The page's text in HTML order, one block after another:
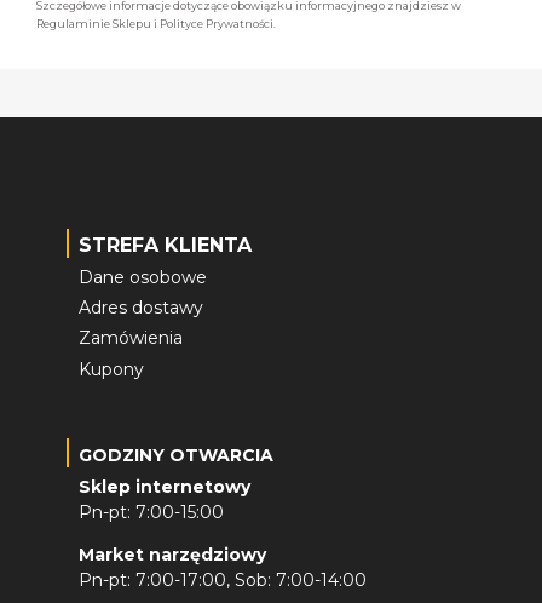
Szczegółowe informacje dotyczące obowiązku informacyjnego znajdziesz w
Regulaminie Sklepu i Polityce Prywatności.
STREFA KLIENTA
Dane osobowe
Adres dostawy
Zamówienia
Kupony
GODZINY OTWARCIA
Sklep internetowy
Pn-pt: 7:00-15:00
Market narzędziowy
Pn-pt: 7:00-17:00, Sob: 7:00-14:00